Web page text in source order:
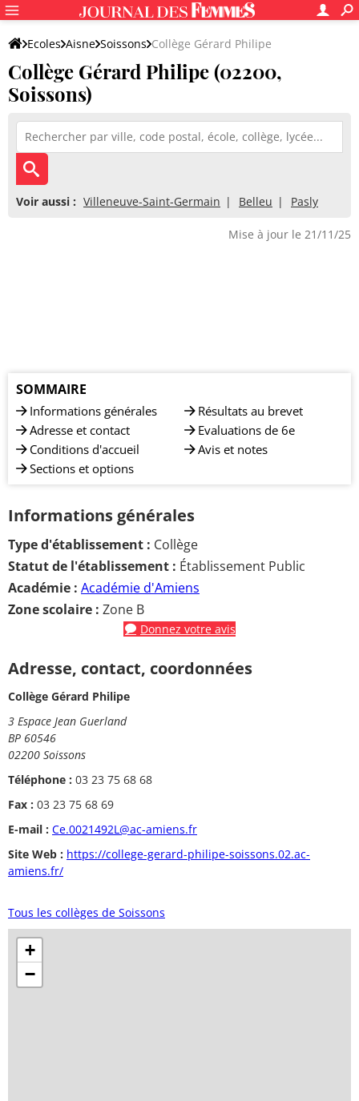
Ecoles Aisne Soissons Collège Gérard Philipe
Collège Gérard Philipe (02200,
Soissons)
Voir aussi : Villeneuve-Saint-Germain Belleu Pasly
Mise à jour le 21/11/25
SOMMAIRE
Informations générales
Adresse et contact
Conditions d'accueil
Sections et options
Résultats au brevet
Evaluations de 6e
Avis et notes
Informations générales
Type d'établissement : Collège
Statut de l'établissement : Établissement Public
Académie : Académie d'Amiens
Zone scolaire : Zone B
Donnez votre avis
Adresse, contact, coordonnées
Collège Gérard Philipe
3 Espace Jean Guerland
BP 60546
02200 Soissons
Téléphone : 03 23 75 68 68
Fax : 03 23 75 68 69
E-mail : Ce.0021492L@ac-amiens.fr
Site Web : https://college-gerard-philipe-soissons.02.ac-
amiens.fr/
Tous les collèges de Soissons
+
−